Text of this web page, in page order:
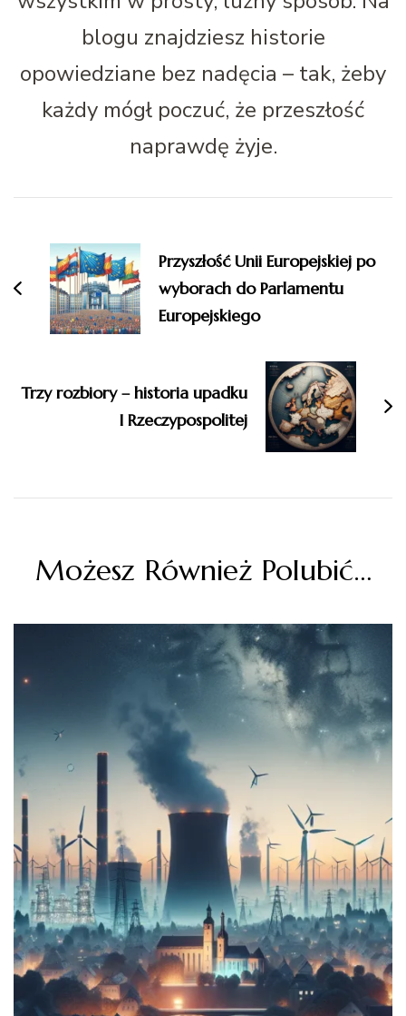
blogu znajdziesz historie
opowiedziane bez nadęcia – tak, żeby
każdy mógł poczuć, że przeszłość
naprawdę żyje.
wpisu
Przyszłość Unii Europejskiej po
wyborach do Parlamentu
Europejskiego
Trzy rozbiory – historia upadku
I Rzeczypospolitej
Możesz Również Polubić…